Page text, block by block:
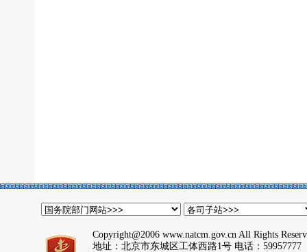
Copyright@2006 www.natcm.gov.cn All Rights
地址：北京市东城区工体西路1号 电话：59957777